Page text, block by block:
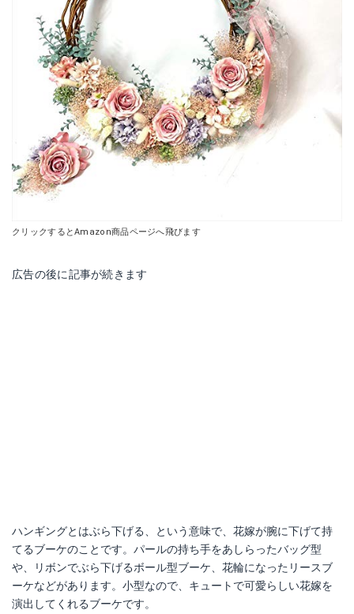
クリックするとAmazon商品ページへ飛びます
広告の後に記事が続きます
ハンギングとはぶら下げる、という意味で、花嫁が腕に下げて持
てるブーケのことです。パールの持ち手をあしらったバッグ型
や、リボンでぶら下げるボール型ブーケ、花輪になったリースブ
ーケなどがあります。小型なので、キュートで可愛らしい花嫁を
演出してくれるブーケです。